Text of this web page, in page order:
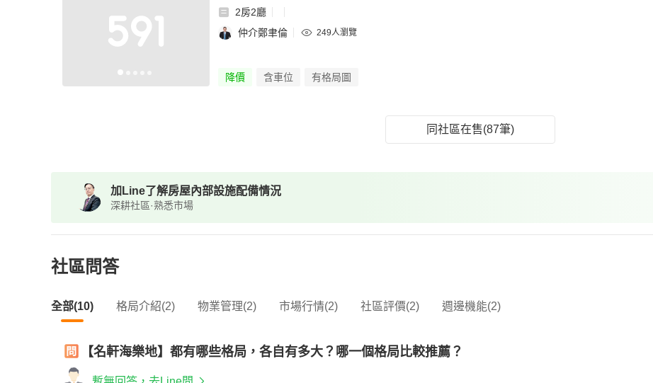
2房2廳
仲介鄭聿倫
249人瀏覽
降價 含車位 有格局圖
同社區在售(87筆)
加Line了解房屋內部設施配備情況
深耕社區·熟悉市場
社區問答
全部(10) 格局介紹(2) 物業管理(2) 市場行情(2) 社區評價(2) 週邊機能(2)
【名軒海樂地】都有哪些格局，各自有多大？哪一個格局比較推薦？